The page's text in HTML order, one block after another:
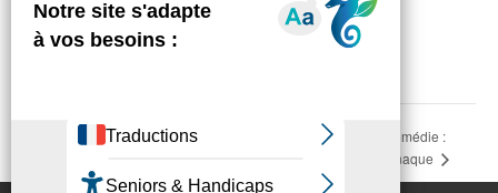
INP-ENSAT
Avenue de l'Agrobiopole
ANNULÉ : Conférence TAMALOUS les abeilles
Théâtre comédie :
Parfum d’Arnaque